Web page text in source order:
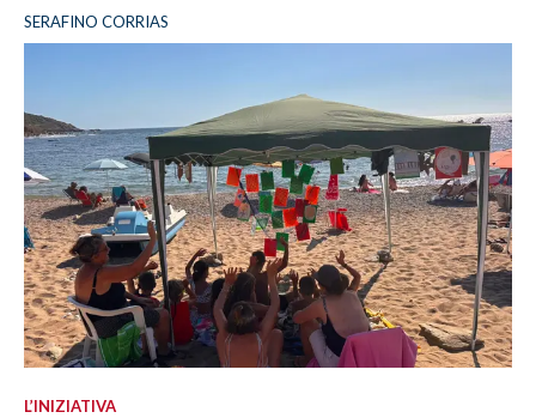
SERAFINO CORRIAS
L’INIZIATIVA